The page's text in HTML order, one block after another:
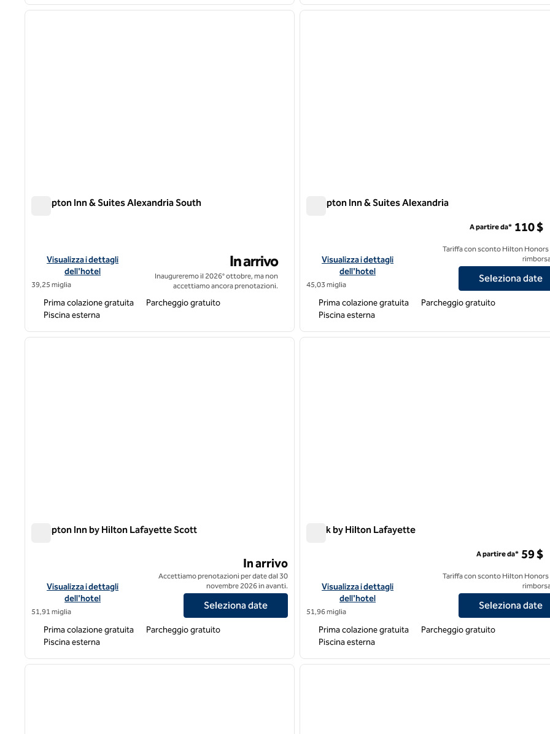
1 di 7
immagine successiva
Hampton Inn & Suites Alexandria South
Visualizza i dettagli dell'hotel Hampton Inn & Suites Alexandria South
Visualizza i dettagli
dell'hotel
39,25 miglia
In arrivo
Inaugureremo il 2026° ottobre, ma non
accettiamo ancora prenotazioni.
Prima colazione gratuita
Parcheggio gratuito
Piscina esterna
1 di 12
Hampton Inn & Suites Alexandria
Visualizza i dettagli dell'hotel Hampton Inn & Suites
Visualizza i dettagli
dell'hotel
45,03 miglia
A partire da* 110 $
Tariffa con sconto Hilton Honors
Seleziona date
Prima colazione gratuita
Parcheggio gratuito
Piscina esterna
1 di 7
immagine successiva
Hampton Inn by Hilton Lafayette Scott
Visualizza i dettagli dell'hotel Hampton Inn by Hilton Lafayette Scott
Visualizza i dettagli
dell'hotel
51,91 miglia
In arrivo
Accettiamo prenotazioni per date dal 30
novembre 2026 in avanti.
Seleziona date
Prima colazione gratuita
Parcheggio gratuito
Piscina esterna
1 di 5
Spark by Hilton Lafayette
Visualizza i dettagli dell'hotel Spark by Hilton Lafayette
Visualizza i dettagli
dell'hotel
51,96 miglia
A partire da* 59 $
Tariffa con sconto Hilton Honors
Seleziona date
Prima colazione gratuita
Parcheggio gratuito
Piscina esterna
1 di 12
immagine successiva
1 di 12